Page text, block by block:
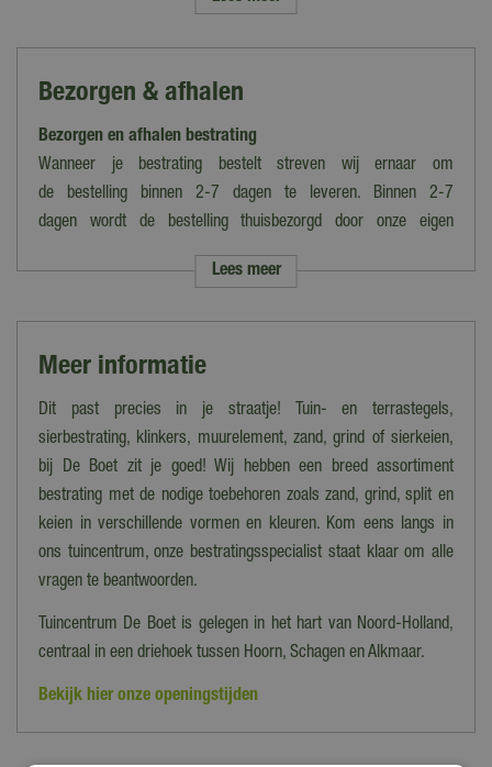
Blauw, Bruin
Uitvoering
Vierkant
66 kg per m²
60x60 cm
Lengte (cm)
60 cm
Breedte (cm)
60 cm
Kenmerken
Onderhoudsvriendelijk, Vorstbestendig
Dikte (cm)
4 cm
Bezorgen & afhalen
Bezorgen en afhalen bestrating
Wanneer je bestrating bestelt streven wij ernaar om
de bestelling binnen 2-7 dagen te leveren. Binnen 2-7
dagen wordt de bestelling thuisbezorgd door onze eigen
Let op: de verzendkosten variëren van tarief i.v.m. grootte en het
kosten.
Kies je ervoor om de bestelling op te halen in ons magazijn/onze
winkel dan kan dat tot 16:30 uur. Wij laten je dan vooraf weten
wanneer en waar de bestelling precies klaarstaat.
Bezorgen op Waddeneilanden/Zeeland
Woon je op de Waddeneilanden of in Zeeland en wil je
jouw bestelling laten bezorgen? Neem dan contact op met onze
klantenservice om de mogelijkheden te bespreken.
Heb je meer vragen over het bestellen, bezorgen en/of afhalen
uit? Dan kun je altijd contact opnemen met onze klantenservice
via hetcontactformulier.
Lees meer
Meer informatie
Dit past precies in je straatje! Tuin- en terrastegels,
sierbestrating, klinkers, muurelement, zand, grind of sierkeien,
bij De Boet zit je goed! Wij hebben een breed assortiment
bestrating met de nodige toebehoren zoals zand, grind, split en
keien in verschillende vormen en kleuren. Kom eens langs in
ons tuincentrum, onze bestratingsspecialist staat klaar om alle
vragen te beantwoorden.
Tuincentrum De Boet is gelegen in het hart van Noord-Holland,
centraal in een driehoek tussen Hoorn, Schagen en Alkmaar.
Bekijk hier onze openingstijden